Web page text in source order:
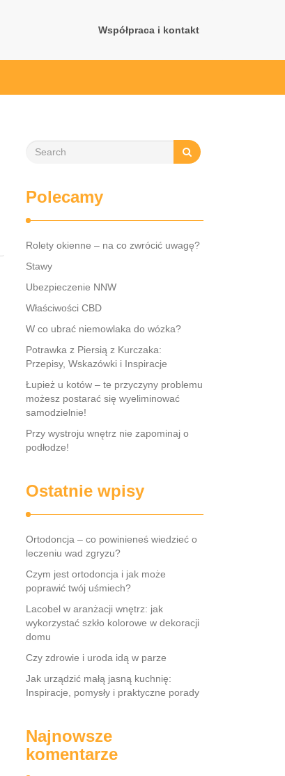
Współpraca i kontakt
Polecamy
Rolety okienne – na co zwrócić uwagę?
Stawy
Ubezpieczenie NNW
Właściwości CBD
W co ubrać niemowlaka do wózka?
Potrawka z Piersią z Kurczaka:
Przepisy, Wskazówki i Inspiracje
Łupież u kotów – te przyczyny problemu
możesz postarać się wyeliminować
samodzielnie!
Przy wystroju wnętrz nie zapominaj o
podłodze!
Ostatnie wpisy
Ortodoncja – co powinieneś wiedzieć o
leczeniu wad zgryzu?
Czym jest ortodoncja i jak może
poprawić twój uśmiech?
Lacobel w aranżacji wnętrz: jak
wykorzystać szkło kolorowe w dekoracji
domu
Czy zdrowie i uroda idą w parze
Jak urządzić małą jasną kuchnię:
Inspiracje, pomysły i praktyczne porady
Najnowsze
komentarze